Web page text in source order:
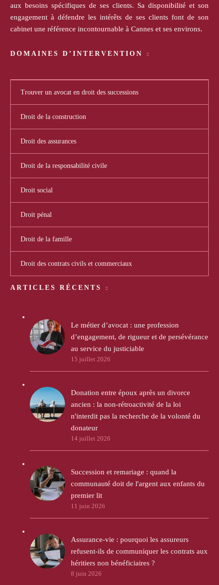
aux besoins spécifiques de ses clients. Sa disponibilité et son
engagement à défendre les intérêts de ses clients font de son
cabinet une référence incontournable à Cannes et ses environs.
DOMAINES D’INTERVENTION
Trouver un avocat en droit des successions
Droit de la construction
Droit des assurances
Droit de la responsabilité civile
Droit social
Droit pénal
Droit de la famille
Droit des contrats civils et commerciaux
ARTICLES RÉCENTS
Le métier d’avocat : une profession
d’engagement, de rigueur et de persévérance
au service du justiciable
15 juillet 2026
Donation entre époux après un divorce
ancien : la non-rétroactivité de la loi
n'interdit pas la recherche de la volonté du
donateur
14 juillet 2026
Succession et remariage : quand la
communauté doit de l'argent aux enfants du
premier lit
11 juin 2026
Assurance-vie : pourquoi les assureurs
refusent-ils de communiquer les contrats aux
héritiers non bénéficiaires ?
8 juin 2026